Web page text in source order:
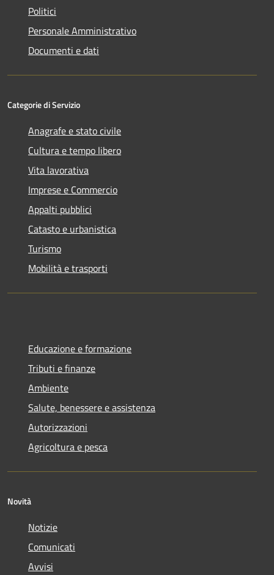
Politici
Personale Amministrativo
Documenti e dati
Categorie di Servizio
Anagrafe e stato civile
Cultura e tempo libero
Vita lavorativa
Imprese e Commercio
Appalti pubblici
Catasto e urbanistica
Turismo
Mobilità e trasporti
Educazione e formazione
Tributi e finanze
Ambiente
Salute, benessere e assistenza
Autorizzazioni
Agricoltura e pesca
Novità
Notizie
Comunicati
Avvisi